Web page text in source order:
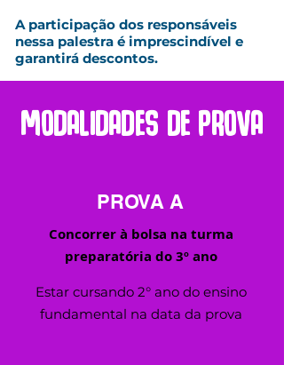
A participação dos responsáveis
nessa palestra é imprescindível e
garantirá descontos.
MODALIDADES DE PROVA
PROVA A
Concorrer à bolsa na turma
preparatória do 3º ano
Estar cursando 2° ano do ensino
fundamental na data da prova